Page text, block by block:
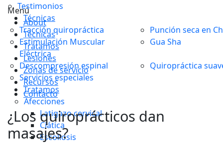
Testimonios
Técnicas
Tracción quiropráctica
Punción seca en
Estimulación Muscular
Eléctrica
Gua Sha
Descompresión espinal
Quiropráctica
Servicios especiales
Tratamos
Afecciones
Latigazo cervical
Ciática
Escoliosis
Menú
About
Técnicas
Tratamos
Lesiones
Zonas de servicio
Recursos
Contacto
¿Los quiroprácticos dan
masajes?